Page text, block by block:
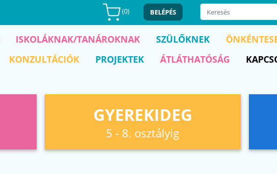
(0) BELÉPÉS
ISKOLÁKNAK/TANÁROKNAK SZÜLŐKNEK
KONZULTÁCIÓK PROJEKTEK ÁTLÁTHATÓSÁG
GYEREKIDEG
5 - 8. osztályig